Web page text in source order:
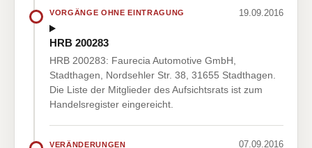
VORGÄNGE OHNE EINTRAGUNG 19.09.2016
HRB 200283
HRB 200283: Faurecia Automotive GmbH,
Stadthagen, Nordsehler Str. 38, 31655 Stadthagen.
Die Liste der Mitglieder des Aufsichtsrats ist zum
Handelsregister eingereicht.
VERÄNDERUNGEN 07.09.2016